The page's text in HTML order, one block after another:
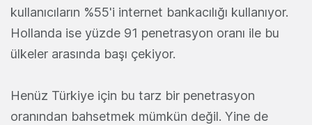
kullanıcıların %55'i internet bankacılığı kullanıyor.
Hollanda ise yüzde 91 penetrasyon oranı ile bu
ülkeler arasında başı çekiyor.
Henüz Türkiye için bu tarz bir penetrasyon
oranından bahsetmek mümkün değil. Yine de